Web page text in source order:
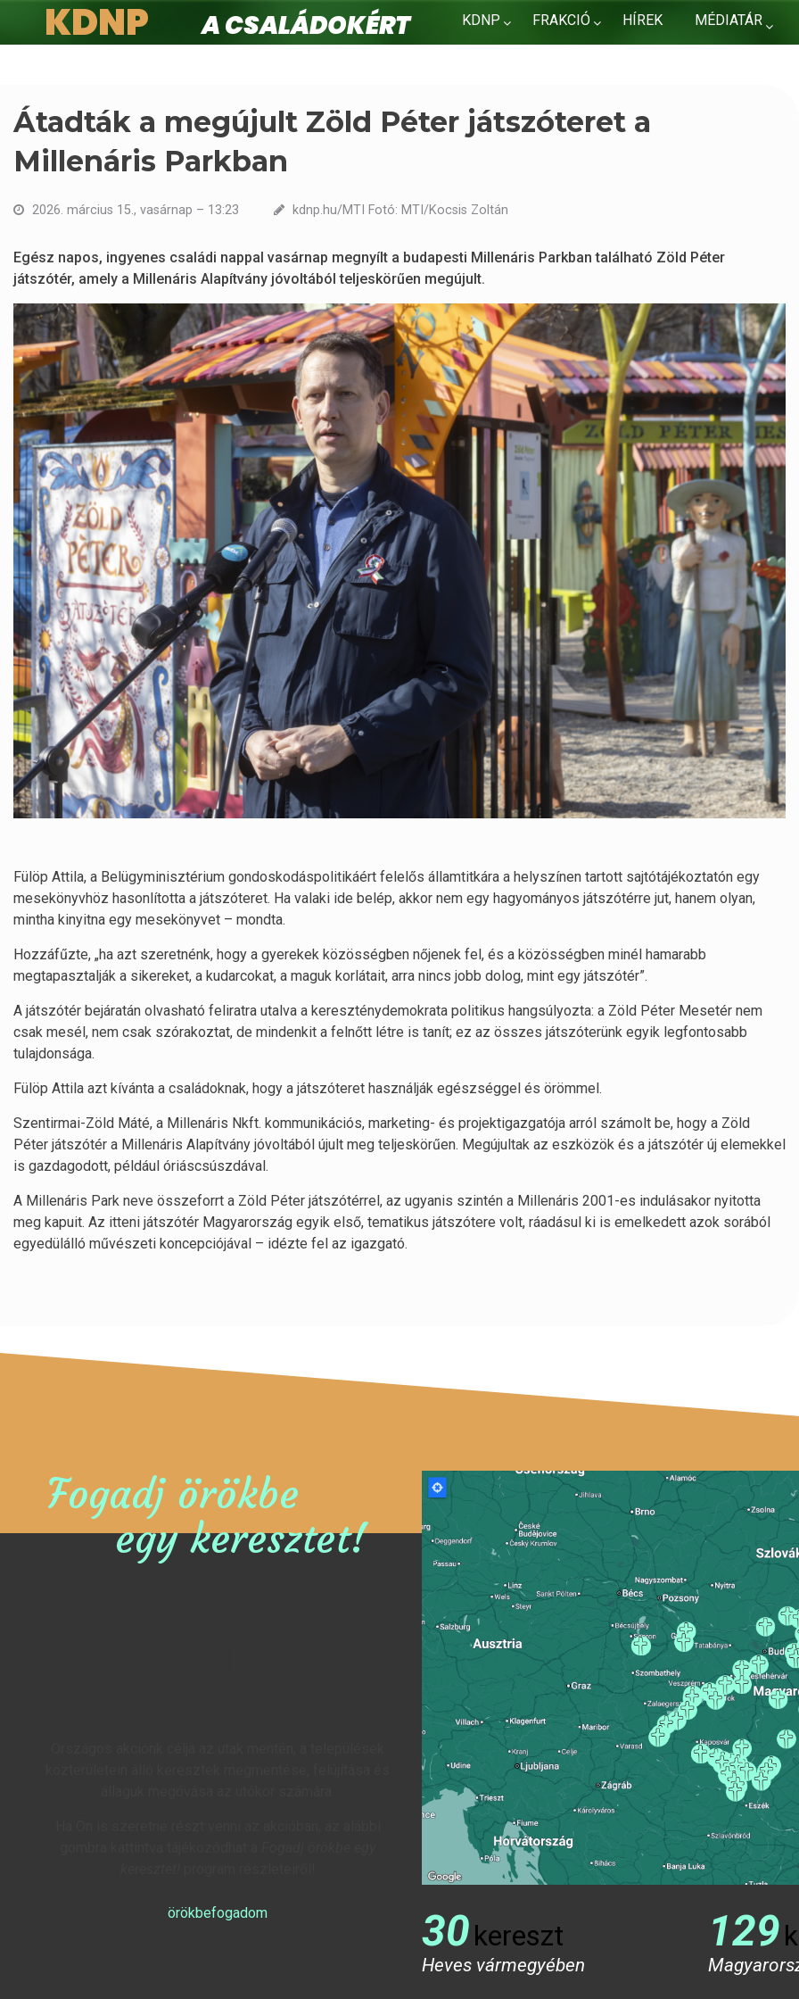
KDNP FRAKCIÓ HÍREK MÉDIATÁR
KDNP
A családokért.
Átadták a megújult Zöld Péter játszóteret a
Millenáris Parkban
2026. március 15., vasárnap – 13:23 kdnp.hu/MTI Fotó: MTI/Kocsis Zoltán
Egész napos, ingyenes családi nappal vasárnap megnyílt a budapesti Millenáris Parkban található Zöld Péter
játszótér, amely a Millenáris Alapítvány jóvoltából teljeskörűen megújult.
Fülöp Attila, a Belügyminisztérium gondoskodáspolitikáért felelős államtitkára a helyszínen tartott sajtótájékoztatón egy
mesekönyvhöz hasonlította a játszóteret. Ha valaki ide belép, akkor nem egy hagyományos játszótérre jut, hanem olyan,
mintha kinyitna egy mesekönyvet – mondta.
Hozzáfűzte, „ha azt szeretnénk, hogy a gyerekek közösségben nőjenek fel, és a közösségben minél hamarabb
megtapasztalják a sikereket, a kudarcokat, a maguk korlátait, arra nincs jobb dolog, mint egy játszótér”.
A játszótér bejáratán olvasható feliratra utalva a kereszténydemokrata politikus hangsúlyozta: a Zöld Péter Mesetér nem
csak mesél, nem csak szórakoztat, de mindenkit a felnőtt létre is tanít; ez az összes játszóterünk egyik legfontosabb
tulajdonsága.
Fülöp Attila azt kívánta a családoknak, hogy a játszóteret használják egészséggel és örömmel.
Szentirmai-Zöld Máté, a Millenáris Nkft. kommunikációs, marketing- és projektigazgatója arról számolt be, hogy a Zöld
Péter játszótér a Millenáris Alapítvány jóvoltából újult meg teljeskörűen. Megújultak az eszközök és a játszótér új elemekkel
is gazdagodott, például óriáscsúszdával.
A Millenáris Park neve összeforrt a Zöld Péter játszótérrel, az ugyanis szintén a Millenáris 2001-es indulásakor nyitotta
meg kapuit. Az itteni játszótér Magyarország egyik első, tematikus játszótere volt, ráadásul ki is emelkedett azok sorából
egyedülálló művészeti koncepciójával – idézte fel az igazgató.
Fogadj örökbe
egy keresztet!
örökbefogadom 30kereszt
Heves vármegyében
129